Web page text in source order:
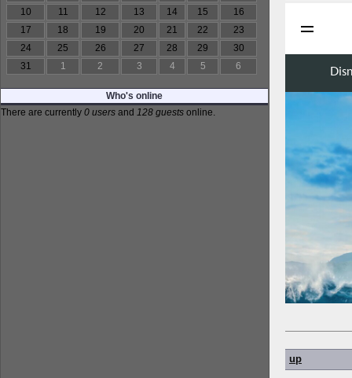
10
11 12 13 14 15
16
17
18 19 20 21 22
23
24
25 26 27 28 29
30
31
1 2 3 4 5 6
Who's online
There are currently 0 users and 128 guests online.
up